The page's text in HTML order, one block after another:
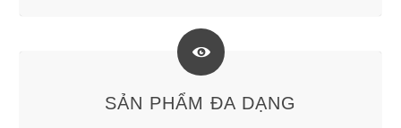
SẢN PHẨM ĐA DẠNG